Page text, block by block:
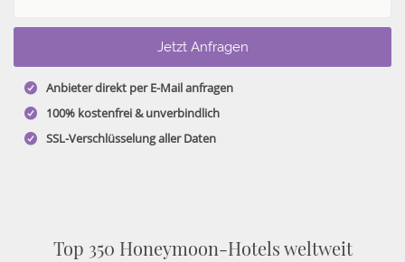
Anbieter direkt per E-Mail anfragen
100% kostenfrei & unverbindlich
SSL-Verschlüsselung aller Daten
Top 350 Honeymoon-Hotels weltweit